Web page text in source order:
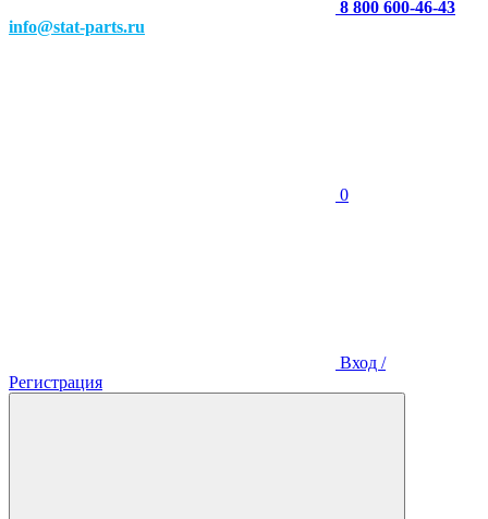
8 800 600-46-43
info@stat-parts.ru
0
Вход /
Регистрация